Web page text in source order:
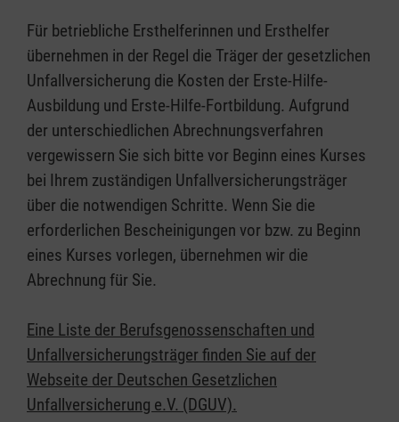
Für betriebliche Ersthelferinnen und Ersthelfer
übernehmen in der Regel die Träger der gesetzlichen
Unfallversicherung die Kosten der Erste-Hilfe-
Ausbildung und Erste-Hilfe-Fortbildung. Aufgrund
der unterschiedlichen Abrechnungsverfahren
vergewissern Sie sich bitte vor Beginn eines Kurses
bei Ihrem zuständigen Unfallversicherungsträger
über die notwendigen Schritte. Wenn Sie die
erforderlichen Bescheinigungen vor bzw. zu Beginn
eines Kurses vorlegen, übernehmen wir die
Abrechnung für Sie.
Eine Liste der Berufsgenossenschaften und
Unfallversicherungsträger finden Sie auf der
Webseite der Deutschen Gesetzlichen
Unfallversicherung e.V. (DGUV).